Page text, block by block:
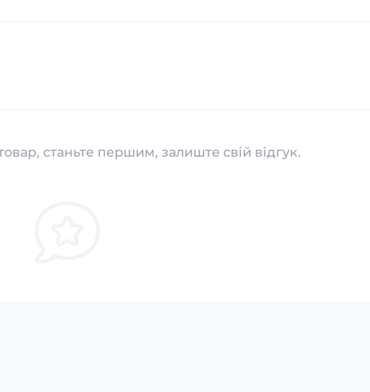
станьте першим, залиште свій відгук.